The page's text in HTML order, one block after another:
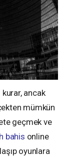
ancak
mümkün
geçmek ve
bahis online
oyunlara